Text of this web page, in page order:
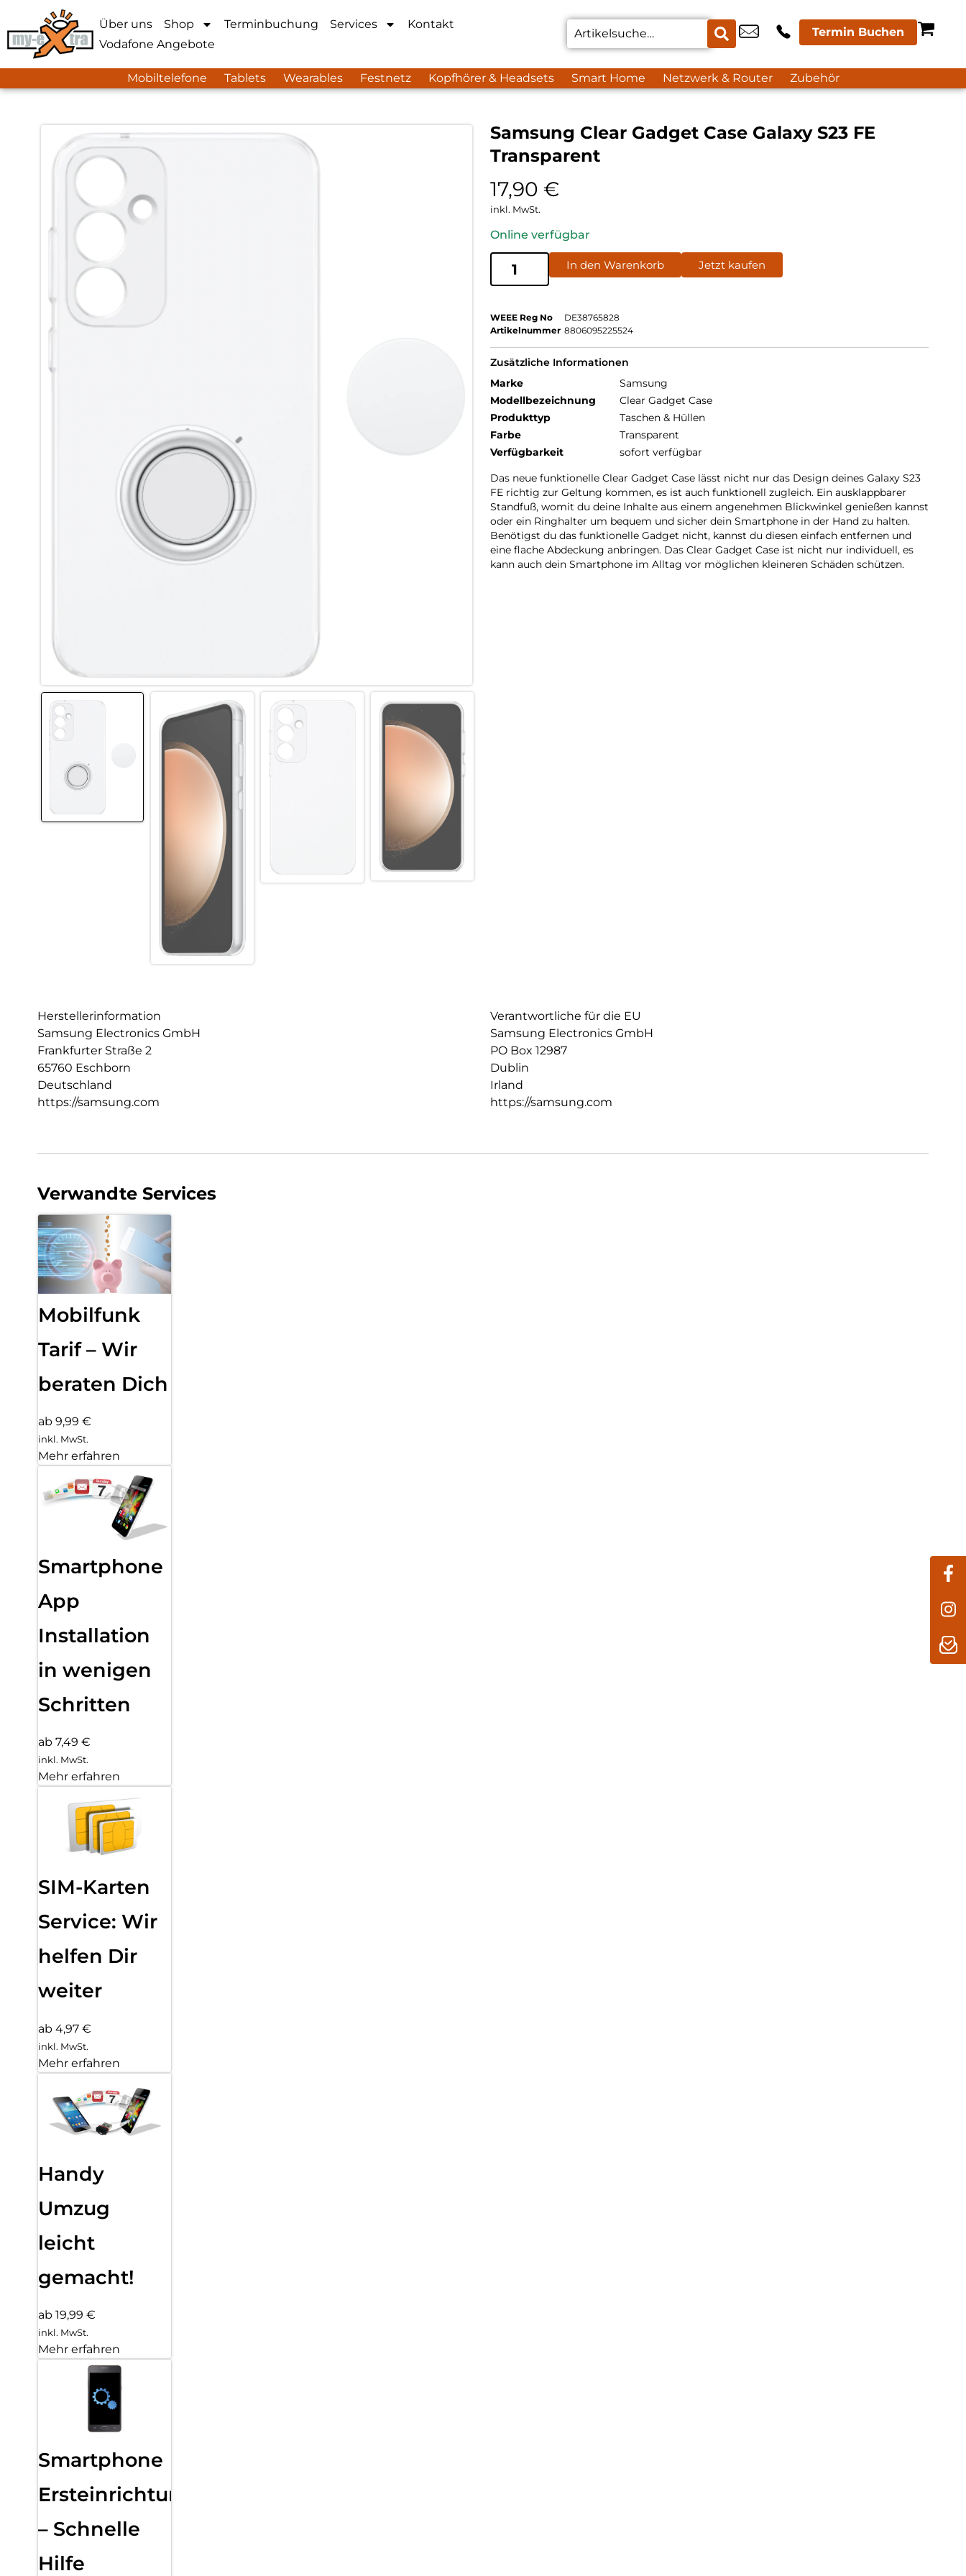
Über uns Shop Terminbuchung Services
Kontakt
Vodafone Angebote
Termin Buchen
Mobiltelefone Tablets Wearables Festnetz Kopfhörer & Headsets Smart Home Netzwerk & Router Zubehör
Samsung Clear Gadget Case Galaxy S23 FE
Transparent
17,90 €
inkl. MwSt.
Online verfügbar
In den Warenkorb Jetzt kaufen
WEEE Reg No
DE38765828
Artikelnummer 8806095225524
Zusätzliche Informationen
Marke
Samsung
Modellbezeichnung
Clear Gadget Case
Produkttyp
Taschen & Hüllen
Farbe
Transparent
Verfügbarkeit
sofort verfügbar
Das neue funktionelle Clear Gadget Case lässt nicht nur das Design deines Galaxy S23
FE richtig zur Geltung kommen, es ist auch funktionell zugleich. Ein ausklappbarer
Standfuß, womit du deine Inhalte aus einem angenehmen Blickwinkel genießen kannst
oder ein Ringhalter um bequem und sicher dein Smartphone in der Hand zu halten.
Benötigst du das funktionelle Gadget nicht, kannst du diesen einfach entfernen und
eine flache Abdeckung anbringen. Das Clear Gadget Case ist nicht nur individuell, es
kann auch dein Smartphone im Alltag vor möglichen kleineren Schäden schützen.
Herstellerinformation
Samsung Electronics GmbH
Frankfurter Straße 2
65760 Eschborn
Deutschland
https://samsung.com
Verantwortliche für die EU
Samsung Electronics GmbH
PO Box 12987
Dublin
Irland
https://samsung.com
Verwandte Services
Mobilfunk
Tarif – Wir
beraten Dich
ab 9,99 €
inkl. MwSt.
Mehr erfahren
Smartphone
App
Installation
in wenigen
Schritten
ab 7,49 €
inkl. MwSt.
Mehr erfahren
SIM-Karten
Service: Wir
helfen Dir
weiter
ab 4,97 €
inkl. MwSt.
Mehr erfahren
Handy
Umzug
leicht
gemacht!
ab 19,99 €
inkl. MwSt.
Mehr erfahren
Smartphone
Ersteinrichtung
– Schnelle
Hilfe